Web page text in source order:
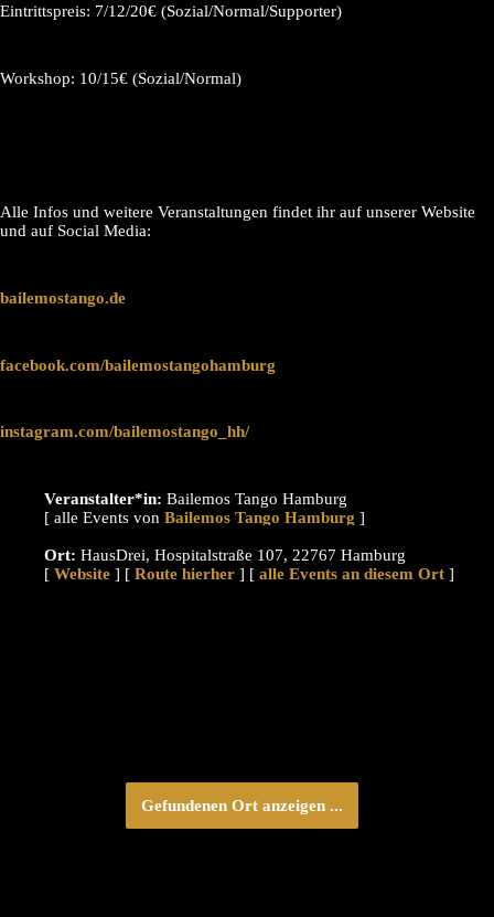
Eintrittspreis: 7/12/20€ (Sozial/Normal/Supporter)
Workshop: 10/15€ (Sozial/Normal)
Alle Infos und weitere Veranstaltungen findet ihr auf unserer Website
und auf Social Media:
bailemostango.de
facebook.com/bailemostangohamburg
instagram.com/bailemostango_hh/
Veranstalter*in: Bailemos Tango Hamburg
[ alle Events von
]
Ort: HausDrei, Hospitalstraße 107, 22767 Hamburg
[ Website ] [ Route hierher ] [ alle Events an diesem Ort ]